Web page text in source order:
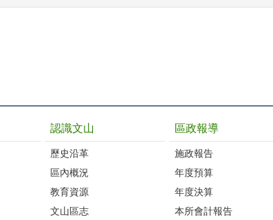
認識文山
歷史沿革
區內概況
教育資源
文山區志
區政報導
施政報告
年度預算
年度決算
本所會計報告